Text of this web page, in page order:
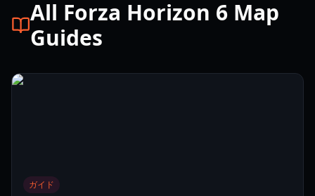
All Forza Horizon 6 Map
Guides
ガイド